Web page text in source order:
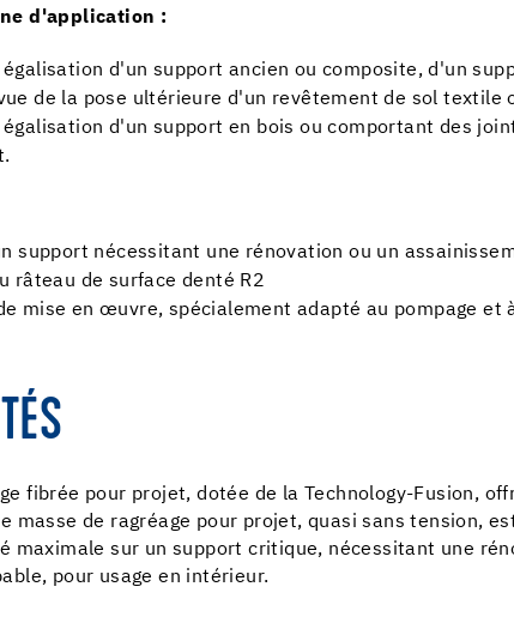
d'application :
égalisation d'un support ancien ou composite, d'un
de la pose ultérieure d'un revêtement de sol textile
égalisation d'un support en bois ou comportant des
support nécessitant une rénovation ou un
râteau de surface denté R2
mise en œuvre, spécialement adapté au pompage
fibrée pour projet, dotée de la Technology-Fusion,
masse de ragréage pour projet, quasi sans tension,
maximale sur un support critique, nécessitant une
pour usage en intérieur.